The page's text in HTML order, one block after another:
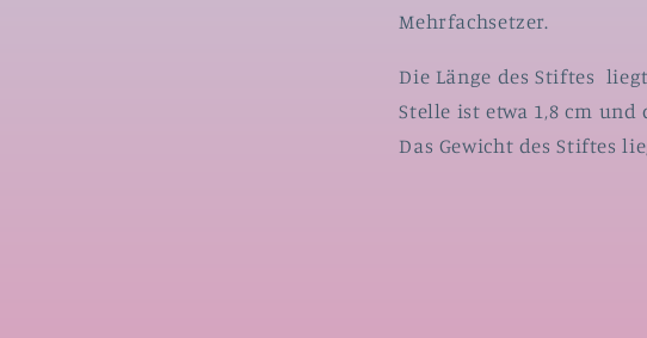
Mehrfachsetzer.
Die Länge des Stiftes
Stelle ist etwa 1,8 cm und
Das Gewicht des Stiftes